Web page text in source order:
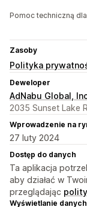
Pomoc techniczną
Zasoby
Polityka
Deweloper
AdNabu Global,
2035 Sunset Lake
Wprowadzenie na
27 luty 2024
Dostęp do danych
Ta aplikacja
aby działać w
przeglądając
Wyświetlanie